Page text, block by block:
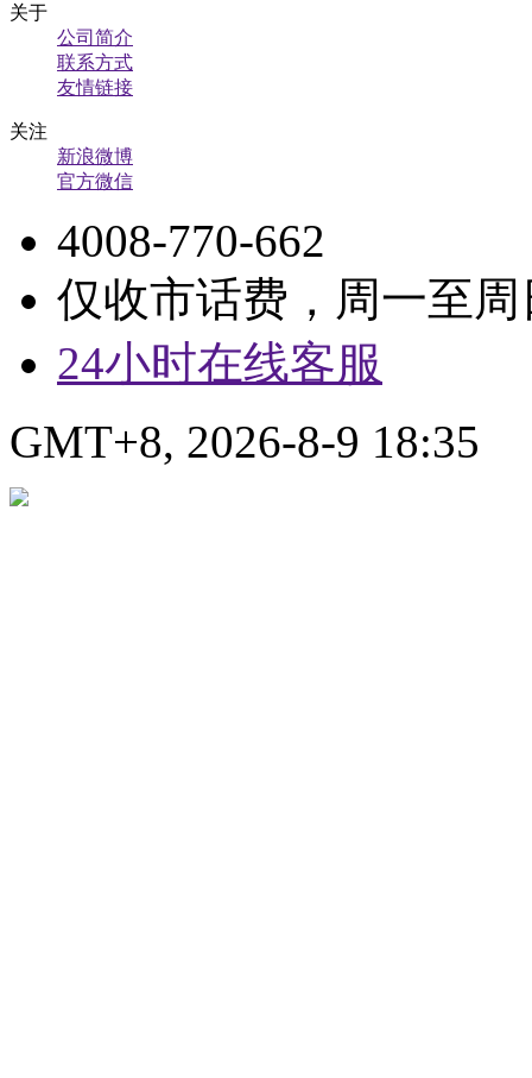
关于
公司简介
联系方式
友情链接
关注
新浪微博
官方微信
4008-770-662
仅收市话费，周一至周
24小时在线客服
GMT+8, 2026-8-9 18:35